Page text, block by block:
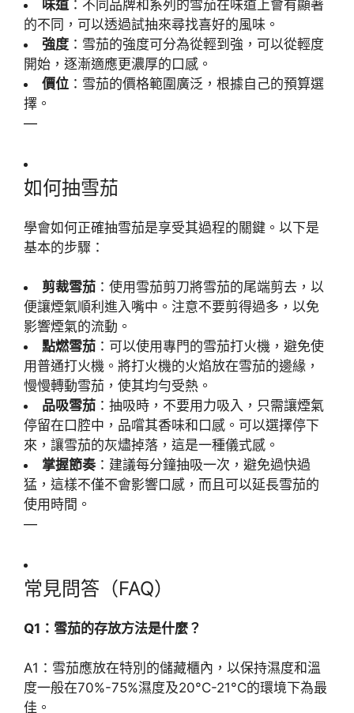
味道：不同品牌和系列的雪茄在味道上會有顯著
的不同，可以透過試抽來尋找喜好的風味。
強度 ：雪茄的強度可分為從輕到強，可以從輕度
開始，逐漸適應更濃厚的口感。
價位 ：雪茄的價格範圍廣泛，根據自己的預算選
擇。
—
如何抽雪茄
學會如何正確抽雪茄是享受其過程的關鍵。以下是
基本的步驟：
剪裁雪茄 ：使用雪茄剪刀將雪茄的尾端剪去，以
便讓煙氣順利進入嘴中。注意不要剪得過多，以免
影響煙氣的流動。
點燃雪茄 ：可以使用專門的雪茄打火機，避免使
用普通打火機。將打火機的火焰放在雪茄的邊緣，
慢慢轉動雪茄，使其均勻受熱。
品吸雪茄 ：抽吸時，不要用力吸入，只需讓煙氣
停留在口腔中，品嚐其香味和口感。可以選擇停下
來，讓雪茄的灰燼掉落，這是一種儀式感。
掌握節奏：建議每分鐘抽吸一次，避免過快過
猛，這樣不僅不會影響口感，而且可以延長雪茄的
使用時間。
—
常見問答（FAQ）
Q1：雪茄的存放方法是什麼？
A1：雪茄應放在特別的儲藏櫃內，以保持濕度和溫
度一般在70%-75%濕度及20°C-21°C的環境下為最
佳。